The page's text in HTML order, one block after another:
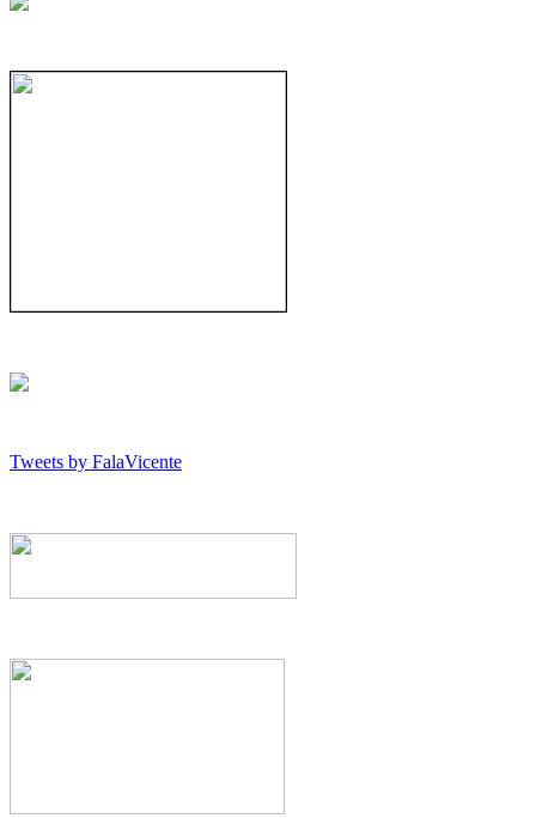
Tweets by FalaVicente